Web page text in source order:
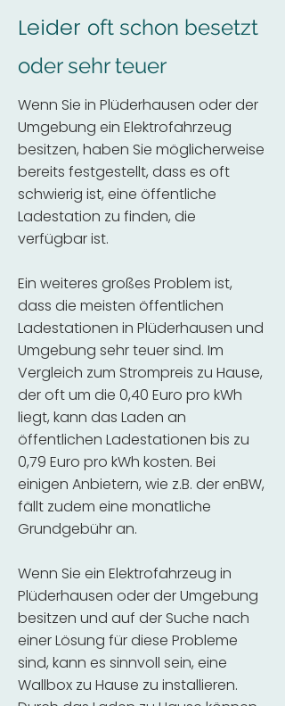
Leider oft schon besetzt
oder sehr teuer
Wenn Sie in Plüderhausen oder der
Umgebung ein Elektrofahrzeug
besitzen, haben Sie möglicherweise
bereits festgestellt, dass es oft
schwierig ist, eine öffentliche
Ladestation zu finden, die
verfügbar ist.
Ein weiteres großes Problem ist,
dass die meisten öffentlichen
Ladestationen in Plüderhausen und
Umgebung sehr teuer sind. Im
Vergleich zum Strompreis zu Hause,
der oft um die 0,40 Euro pro kWh
liegt, kann das Laden an
öffentlichen Ladestationen bis zu
0,79 Euro pro kWh kosten. Bei
einigen Anbietern, wie z.B. der enBW,
fällt zudem eine monatliche
Grundgebühr an.
Wenn Sie ein Elektrofahrzeug in
Plüderhausen oder der Umgebung
besitzen und auf der Suche nach
einer Lösung für diese Probleme
sind, kann es sinnvoll sein, eine
Wallbox zu Hause zu installieren.